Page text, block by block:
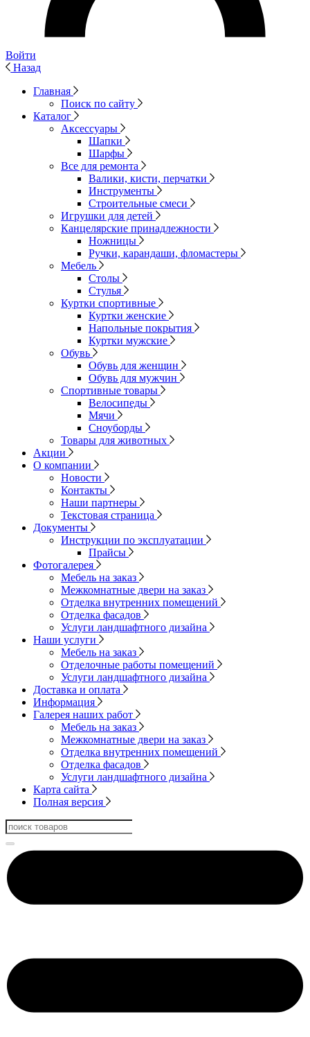
Войти
Назад
Главная
Поиск по сайту
Каталог
Аксессуары
Шапки
Шарфы
Все для ремонта
Валики, кисти, перчатки
Инструменты
Строительные смеси
Игрушки для детей
Канцелярские принадлежности
Ножницы
Ручки, карандаши, фломастеры
Мебель
Столы
Стулья
Куртки спортивные
Куртки женские
Напольные покрытия
Куртки мужские
Обувь
Обувь для женщин
Обувь для мужчин
Спортивные товары
Велосипеды
Мячи
Сноуборды
Товары для животных
Акции
О компании
Новости
Контакты
Наши партнеры
Текстовая страница
Документы
Инструкции по эксплуатации
Прайсы
Фотогалерея
Мебель на заказ
Межкомнатные двери на заказ
Отделка внутренних помещений
Отделка фасадов
Услуги ландшафтного дизайна
Наши услуги
Мебель на заказ
Отделочные работы помещений
Услуги ландшафтного дизайна
Доставка и оплата
Информация
Галерея наших работ
Мебель на заказ
Межкомнатные двери на заказ
Отделка внутренних помещений
Отделка фасадов
Услуги ландшафтного дизайна
Карта сайта
Полная версия